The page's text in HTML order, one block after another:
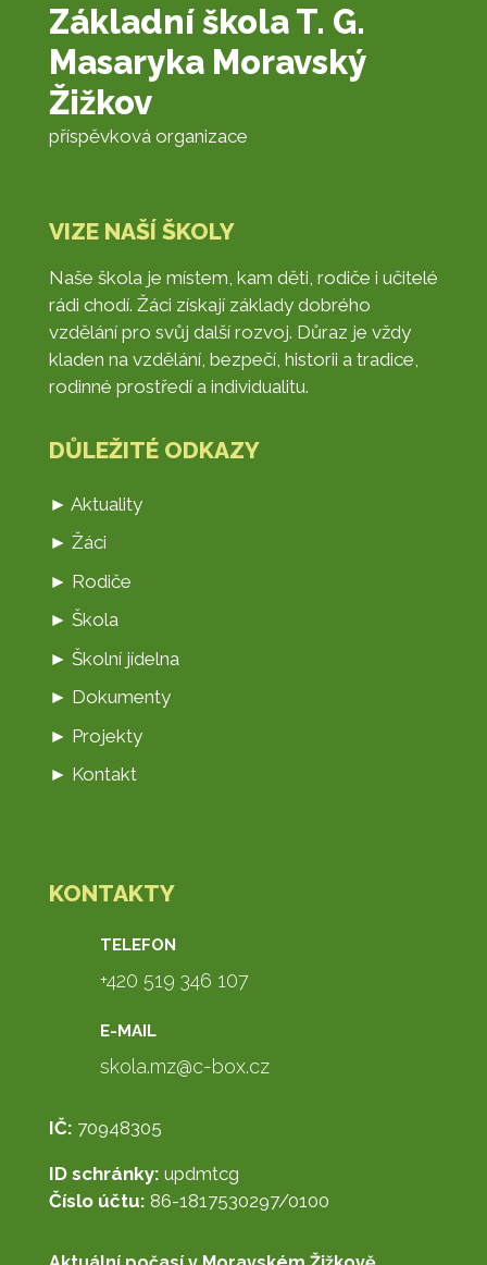
Základní škola T. G.
Masaryka Moravský
Žižkov
příspěvková organizace
VIZE NAŠÍ ŠKOLY
Naše škola je místem, kam děti, rodiče i učitelé
rádi chodí. Žáci získají základy dobrého
vzdělání pro svůj další rozvoj. Důraz je vždy
kladen na vzdělání, bezpečí, historii a tradice,
rodinné prostředí a individualitu.
DŮLEŽITÉ ODKAZY
► Aktuality
► Žáci
► Rodiče
► Škola
► Školní jídelna
► Dokumenty
► Projekty
► Kontakt
KONTAKTY
TELEFON
+420 519 346 107
E-MAIL
skola.mz@c-box.cz
IČ: 70948305
ID schránky: updmtcg
Číslo účtu: 86-1817530297/0100